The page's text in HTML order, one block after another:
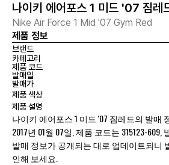
나이키 에어포스 1 미드 '07 짐레
Nike Air Force 1 Mid '07 Gym Red
제품 정보
브랜드
카테고리
제품 코드
발매일
발매가
제품 색상
제품 설명
나이키 에어포스 1 미드 '07 짐레드의 발매
2017년 01월 07일, 제품 코드는 315123-609,
발매 정보가 공개되는 대로 업데이트되니
인해 보세요.